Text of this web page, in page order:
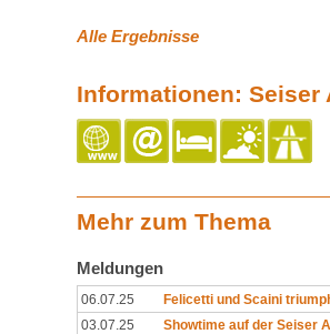
Alle Ergebnisse
Informationen: Seiser
Mehr zum Thema
Meldungen
06.07.25
Felicetti und Scaini
03.07.25
Showtime auf der Seiser